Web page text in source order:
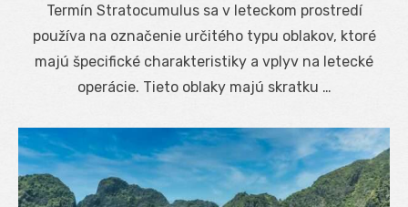
Termín Stratocumulus sa v leteckom prostredí
používa na označenie určitého typu oblakov, ktoré
majú špecifické charakteristiky a vplyv na letecké
operácie. Tieto oblaky majú skratku …